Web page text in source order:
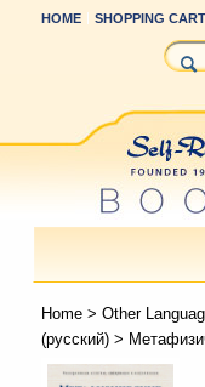
HOME SHOPPING CART
Home> Other
(русский)>